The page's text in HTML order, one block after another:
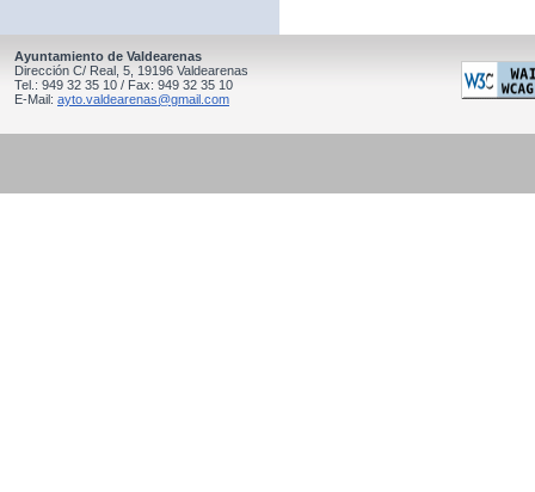
Ayuntamiento de Valdearenas
Dirección C/ Real, 5, 19196 Valdearenas
Tel.: 949 32 35 10 / Fax: 949 32 35 10
E-Mail: ayto.valdearenas@gmail.com